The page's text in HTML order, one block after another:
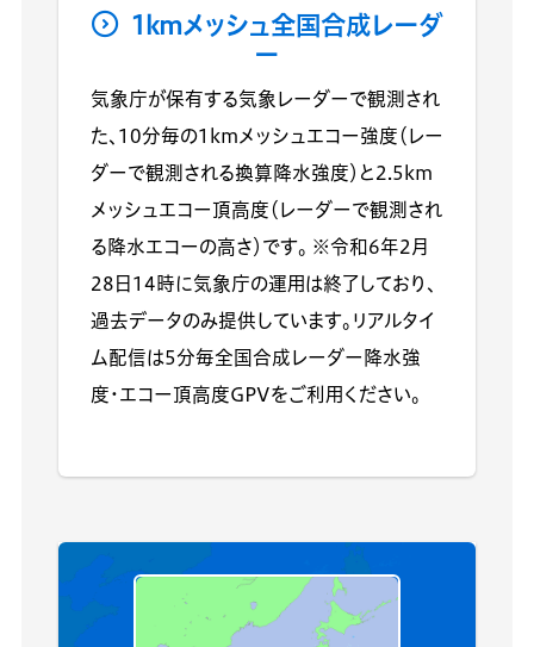
1kmメッシュ全国合成レーダ
ー
気象庁が保有する気象レーダーで観測され
た、10分毎の1kmメッシュエコー強度（レー
ダーで観測される換算降水強度）と2.5km
メッシュエコー頂高度（レーダーで観測され
る降水エコーの高さ）です。 ※令和6年2月
28日14時に気象庁の運用は終了しており、
過去データのみ提供しています。リアルタイ
ム配信は5分毎全国合成レーダー降水強
度・エコー頂高度GPVをご利用ください。